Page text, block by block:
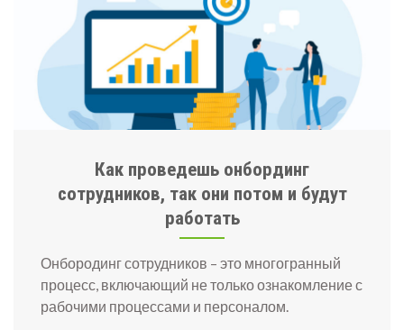
Как проведешь онбординг
сотрудников, так они потом и будут
работать
Онбородинг сотрудников – это многогранный
процесс, включающий не только ознакомление с
рабочими процессами и персоналом.